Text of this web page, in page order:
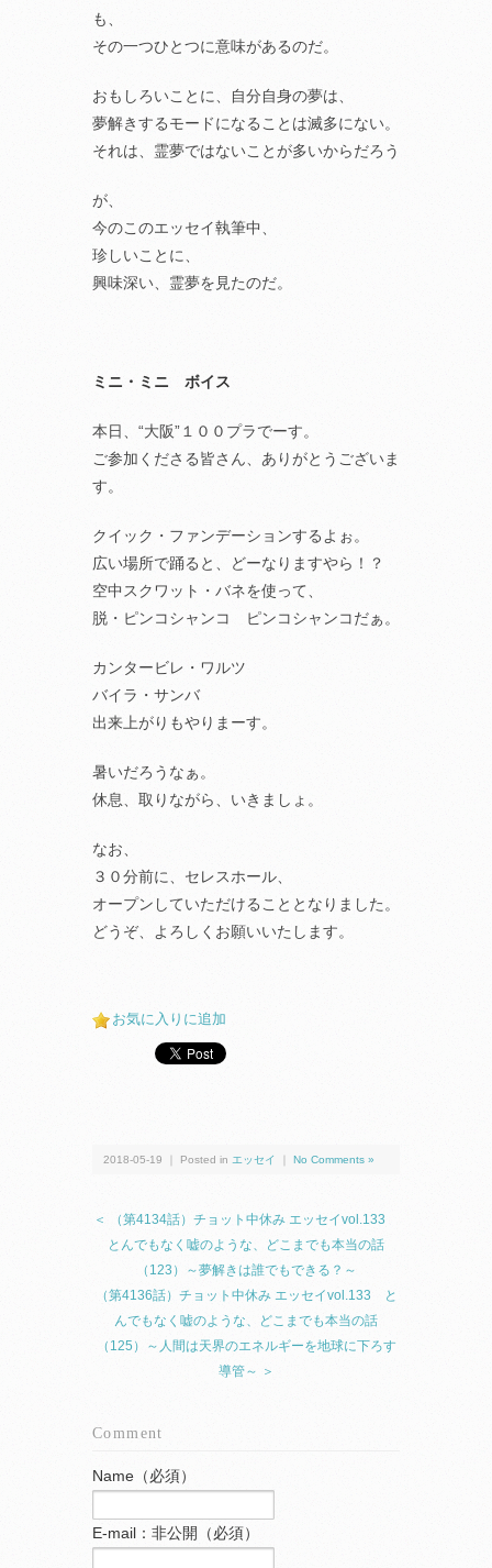
も、
その一つひとつに意味があるのだ。
おもしろいことに、自分自身の夢は、
夢解きするモードになることは滅多にない。
それは、霊夢ではないことが多いからだろう
が、
今のこのエッセイ執筆中、
珍しいことに、
興味深い、霊夢を見たのだ。
ミニ・ミニ ボイス
本日、“大阪”１００プラでーす。
ご参加くださる皆さん、ありがとうございま
す。
クイック・ファンデーションするよぉ。
広い場所で踊ると、どーなりますやら！？
空中スクワット・バネを使って、
脱・ピンコシャンコ ピンコシャンコだぁ。
カンタービレ・ワルツ
バイラ・サンバ
出来上がりもやりまーす。
暑いだろうなぁ。
休息、取りながら、いきましょ。
なお、
３０分前に、セレスホール、
オープンしていただけることとなりました。
どうぞ、よろしくお願いいたします。
お気に入りに追加
2018-05-19 ｜ Posted in エッセイ No Comments »
＜ （第4134話）チョット中休み エッセイvol.133
とんでもなく嘘のような、どこまでも本当の話
（123）～夢解きは誰でもできる？～
（第4136話）チョット中休み エッセイvol.133 と
んでもなく嘘のような、どこまでも本当の話
（125）～人間は天界のエネルギーを地球に下ろす
導管～ ＞
Comment
Name（必須）
E-mail：非公開（必須）